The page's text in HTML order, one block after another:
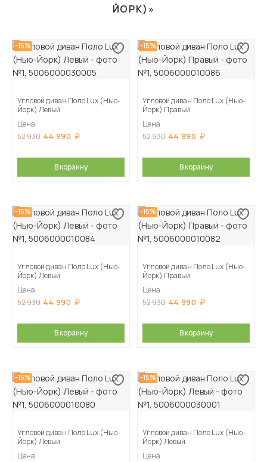
ЙОРК)»
-15%
Угловой диван Поло Lux (Нью-
Йорк) Левый
Цена
52 930 44 990
В корзину
-15%
Угловой диван Поло Lux (Нью-
Йорк) Правый
Цена
52 930 44 990
В корзину
-15%
Угловой диван Поло Lux (Нью-
Йорк) Левый
Цена
52 930 44 990
В корзину
-15%
Угловой диван Поло Lux (Нью-
Йорк) Правый
Цена
52 930 44 990
В корзину
-15%
Угловой диван Поло Lux (Нью-
Йорк) Левый
Цена
-15%
Угловой диван Поло Lux (Нью-
Йорк) Левый
Цена